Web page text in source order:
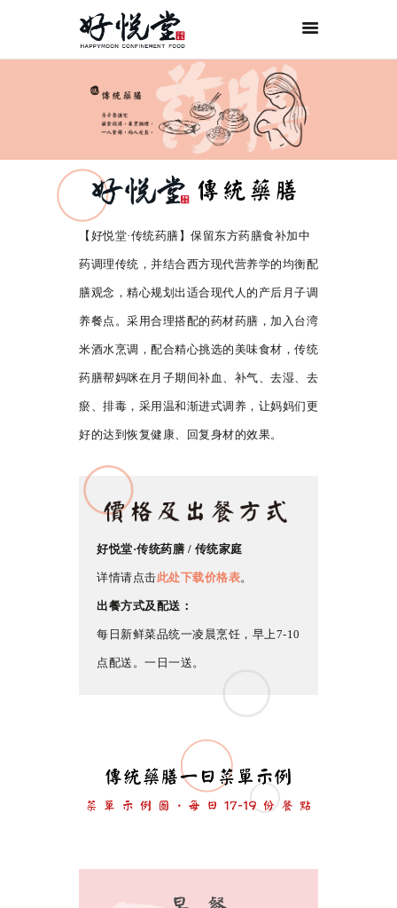
首页
关于好悦堂
经典月膳
传统药膳
紫金药膳
滋补好孕
月子服务
联系我们
ORDER NOW
ENGLISH
【好悦堂·传统药膳】保留东方药膳食补加中
药调理传统，并结合西方现代营养学的均衡配
膳观念，精心规划出适合现代人的产后月子调
养餐点。采用合理搭配的药材药膳，加入台湾
米酒水烹调，配合精心挑选的美味食材，传统
药膳帮妈咪在月子期间补血、补气、去湿、去
瘀、排毒，采用温和渐进式调养，让妈妈们更
好的达到恢复健康、回复身材的效果。
好悦堂·传统药膳 / 传统家庭
详情请点击此处下载价格表。
出餐方式及配送：
每日新鲜菜品统一凌晨烹饪，早上7-10
点配送。一日一送。